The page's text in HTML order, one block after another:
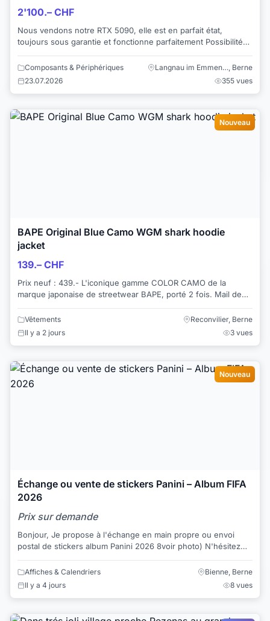
2'100.– CHF
Nous vendons notre RTX 5090, elle est en parfait état,
toujours sous garantie et fonctionne parfaitement Possibilité
Composants & Périphériques
Langnau im Emmen…, Berne
23.07.2026
355 vues
Nouveau
BAPE Original Blue Camo WGM shark hoodie
jacket
139.– CHF
Prix neuf : 439.- L'iconique gamme COLOR CAMO de la
marque japonaise de streetwear BAPE, porté 2 fois. Mail de
Vêtements
Reconvilier, Berne
Il y a 2 jours
3 vues
Nouveau
Échange ou vente de stickers Panini – Album FIFA
2026
Prix sur demande
Bonjour, Je propose à l'échange en main propre ou envoi
postal de stickers album Panini 2026 8voir photo) N'hésitez
Affiches & Calendriers
Bienne, Berne
Il y a 4 jours
8 vues